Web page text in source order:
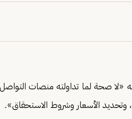
أنه «لا صحة لما تداولته منصات
الأسعار وشروط الاستحقاق».